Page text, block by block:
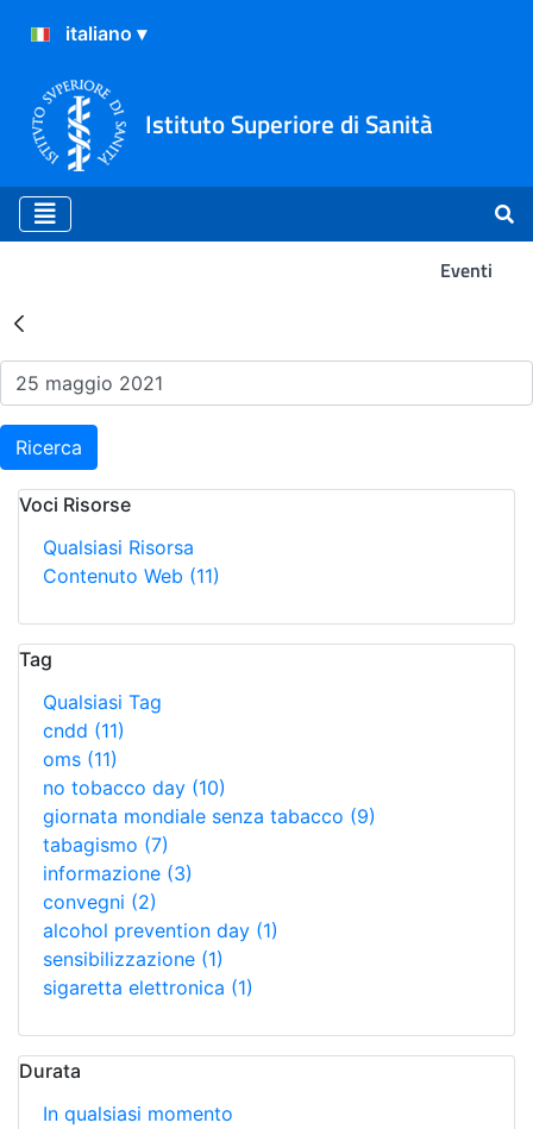
Istituto Superiore di Sanità
Eventi
Risultati della Ricerca -
Ricerca
Voci Risorse
Qualsiasi Risorsa
Contenuto Web (11)
Tag
Qualsiasi Tag
cndd (11)
oms (11)
no tobacco day (10)
giornata mondiale senza tabacco (9)
tabagismo (7)
informazione (3)
convegni (2)
alcohol prevention day (1)
sensibilizzazione (1)
sigaretta elettronica (1)
Durata
In qualsiasi momento